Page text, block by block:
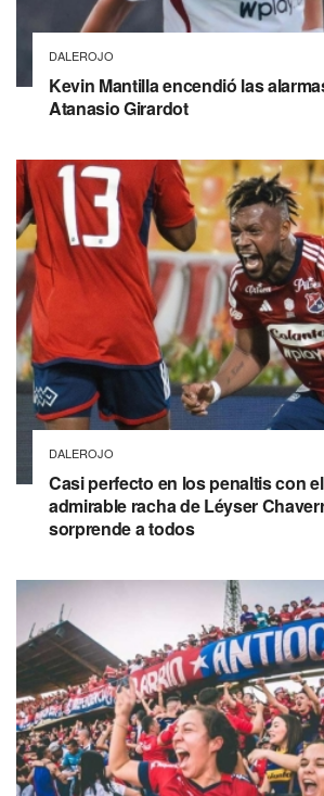
DALEROJO
Kevin Mantilla encendió las
Atanasio Girardot
DALEROJO
Casi perfecto en los penaltis con
admirable racha de Léyser
sorprende a todos